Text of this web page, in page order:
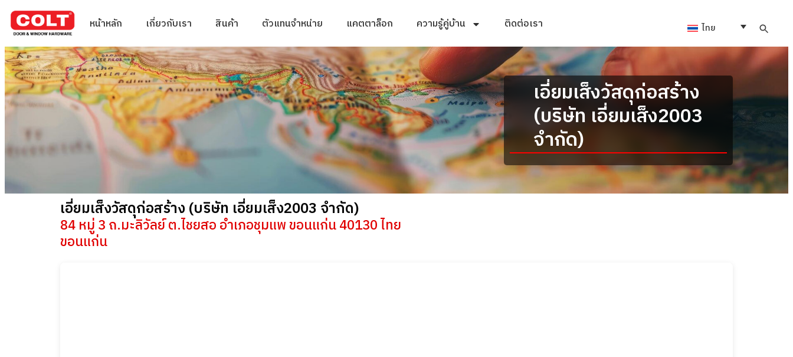
หน้าหลัก เกี่ยวกับเรา สินค้า ตัวแทนจำหน่าย แคตตาล็อก ความรู้คู่บ้าน ติดต่อเรา ไทย
เอี่ยมเส็งวัสดุก่อสร้าง
(บริษัท เอี่ยมเส็ง2003
จำกัด)
เอี่ยมเส็งวัสดุก่อสร้าง (บริษัท เอี่ยมเส็ง2003 จำกัด)
84 หมู่ 3 ถ.มะลิวัลย์ ต.ไชยสอ อำเภอชุมแพ ขอนแก่น 40130 ไทย
ขอนแก่น